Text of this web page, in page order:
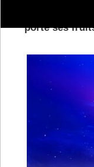
porte ses